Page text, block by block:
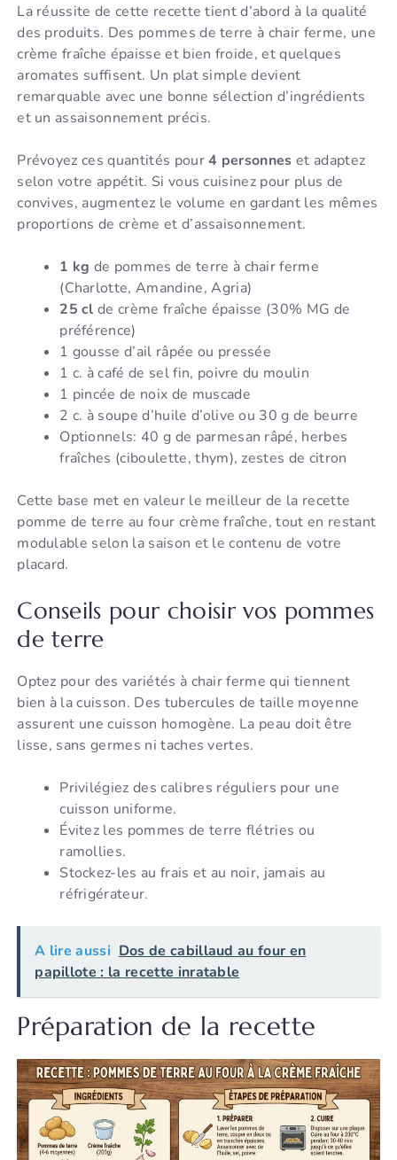
La réussite de cette recette tient d’abord à la qualité
des produits. Des pommes de terre à chair ferme, une
crème fraîche épaisse et bien froide, et quelques
aromates suffisent. Un plat simple devient
remarquable avec une bonne sélection d’ingrédients
et un assaisonnement précis.
Prévoyez ces quantités pour4 personnes et adaptez
selon votre appétit. Si vous cuisinez pour plus de
convives, augmentez le volume en gardant les mêmes
proportions de crème et d’assaisonnement.
1 kg de pommes de terre à chair ferme
(Charlotte, Amandine, Agria)
25 cl de crème fraîche épaisse (30% MG de
préférence)
1 gousse d’ail râpée ou pressée
1 c. à café de sel fin, poivre du moulin
1 pincée de noix de muscade
2 c. à soupe d’huile d’olive ou 30 g de beurre
Optionnels: 40 g de parmesan râpé, herbes
fraîches (ciboulette, thym), zestes de citron
Cette base met en valeur le meilleur de la recette
pomme de terre au four crème fraîche, tout en restant
modulable selon la saison et le contenu de votre
placard.
Conseils pour choisir vos pommes
de terre
Optez pour des variétés à chair ferme qui tiennent
bien à la cuisson. Des tubercules de taille moyenne
assurent une cuisson homogène. La peau doit être
lisse, sans germes ni taches vertes.
Privilégiez des calibres réguliers pour une
cuisson uniforme.
Évitez les pommes de terre flétries ou
ramollies.
Stockez-les au frais et au noir, jamais au
réfrigérateur.
A lire aussi Dos de cabillaud au four en
papillote : la recette inratable
Préparation de la recette